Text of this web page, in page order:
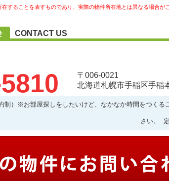
することを表すものであり、実際の物件所在地とは異なる場合がご
CONTACT US
〒006-0021
北海道札幌市手稲区手稲
制）※お部屋探しをしたいけど、なかなか時間をつく
さい。